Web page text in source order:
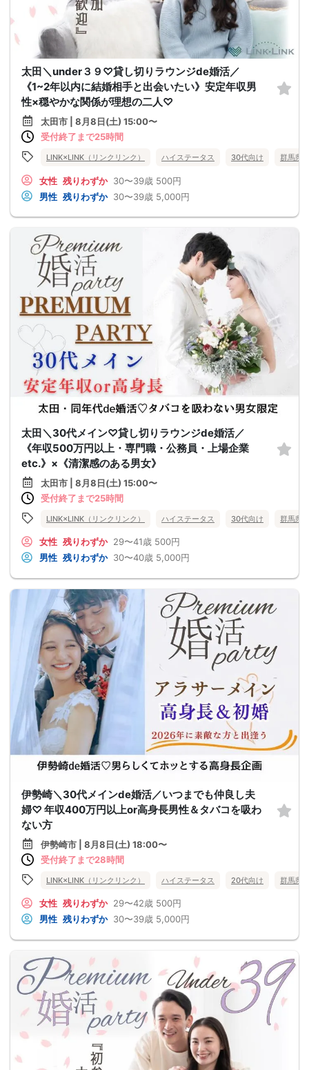
太田＼under３９♡貸し切りラウンジde婚活／
《1~2年以内に結婚相手と出会いたい》安定年収男
性×穏やかな関係が理想の二人♡
太田市 | 8月8日(土) 15:00〜
受付終了まで25時間
LINK×LINK（リンクリンク） ハイステータス 30代向け 群馬県
女性 残りわずか 30〜39歳 500円
男性 残りわずか 30〜39歳 5,000円
太田＼30代メイン♡貸し切りラウンジde婚活／
《年収500万円以上・専門職・公務員・上場企業
etc.》×《清潔感のある男女》
太田市 | 8月8日(土) 15:00〜
受付終了まで25時間
LINK×LINK（リンクリンク） ハイステータス 30代向け 群馬県
女性 残りわずか 29〜41歳 500円
男性 残りわずか 30〜40歳 5,000円
伊勢崎＼30代メインde婚活／いつまでも仲良し夫
婦♡ 年収400万円以上or高身長男性＆タバコを吸わ
ない方
伊勢崎市 | 8月8日(土) 18:00〜
受付終了まで28時間
LINK×LINK（リンクリンク） ハイステータス 20代向け 群馬県
女性 残りわずか 29〜42歳 500円
男性 残りわずか 30〜39歳 5,000円